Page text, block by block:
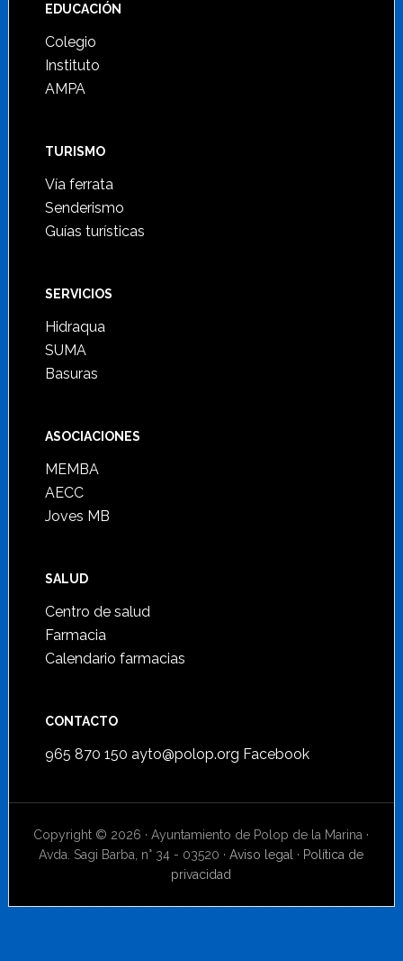
Footer
EDUCACIÓN
Colegio
Instituto
AMPA
TURISMO
Vía ferrata
Senderismo
Guías turísticas
SERVICIOS
Hidraqua
SUMA
Basuras
ASOCIACIONES
MEMBA
AECC
Joves MB
SALUD
Centro de salud
Farmacia
Calendario farmacias
CONTACTO
965 870 150 ayto@polop.org Facebook
Copyright © 2026 · Ayuntamiento de Polop de la Marina ·
Avda. Sagi Barba, n° 34 - 03520 ·Aviso legal · Política de
privacidad